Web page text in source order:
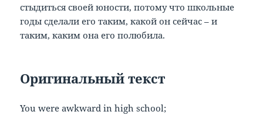
стыдиться своей юности, потому что школьные
годы сделали его таким, какой он сейчас – и
таким, каким она его полюбила.
Оригинальный текст
You were awkward in high school;